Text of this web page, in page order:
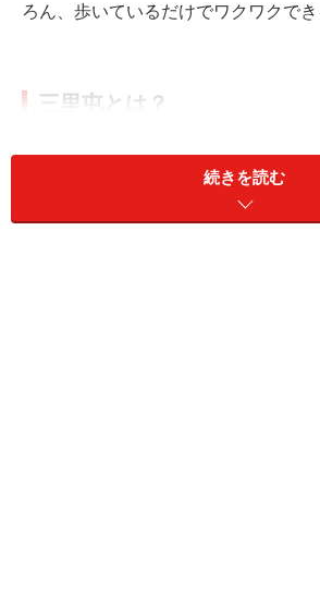
ろん、歩いているだけでワクワクでき
三里屯とは？
スポットへと大変身！
続きを読む